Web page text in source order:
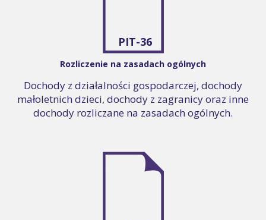
PIT-36
Rozliczenie na zasadach ogólnych
Dochody z działalności gospodarczej, dochody
małoletnich dzieci, dochody z zagranicy oraz inne
dochody rozliczane na zasadach ogólnych.